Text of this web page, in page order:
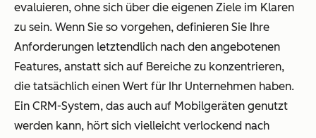
evaluieren, ohne sich über die eigenen Ziele im Klaren
zu sein. Wenn Sie so vorgehen, definieren Sie Ihre
Anforderungen letztendlich nach den angebotenen
Features, anstatt sich auf Bereiche zu konzentrieren,
die tatsächlich einen Wert für Ihr Unternehmen haben.
Ein CRM-System, das auch auf Mobilgeräten genutzt
werden kann, hört sich vielleicht verlockend nach